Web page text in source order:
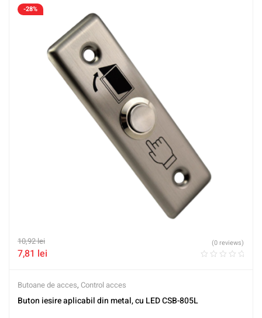
-28%
10,92lei
7,81 lei
(0 reviews)
Butoane de acces, Control acces
Buton iesire aplicabil din metal, cu LED CSB-805L